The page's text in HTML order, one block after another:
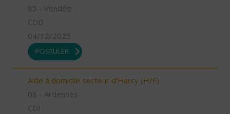
85 - Vendée
CDD
04/12/2025
POSTULER
Aide à domicile secteur d'Harcy (H/F)
08 - Ardennes
CDI